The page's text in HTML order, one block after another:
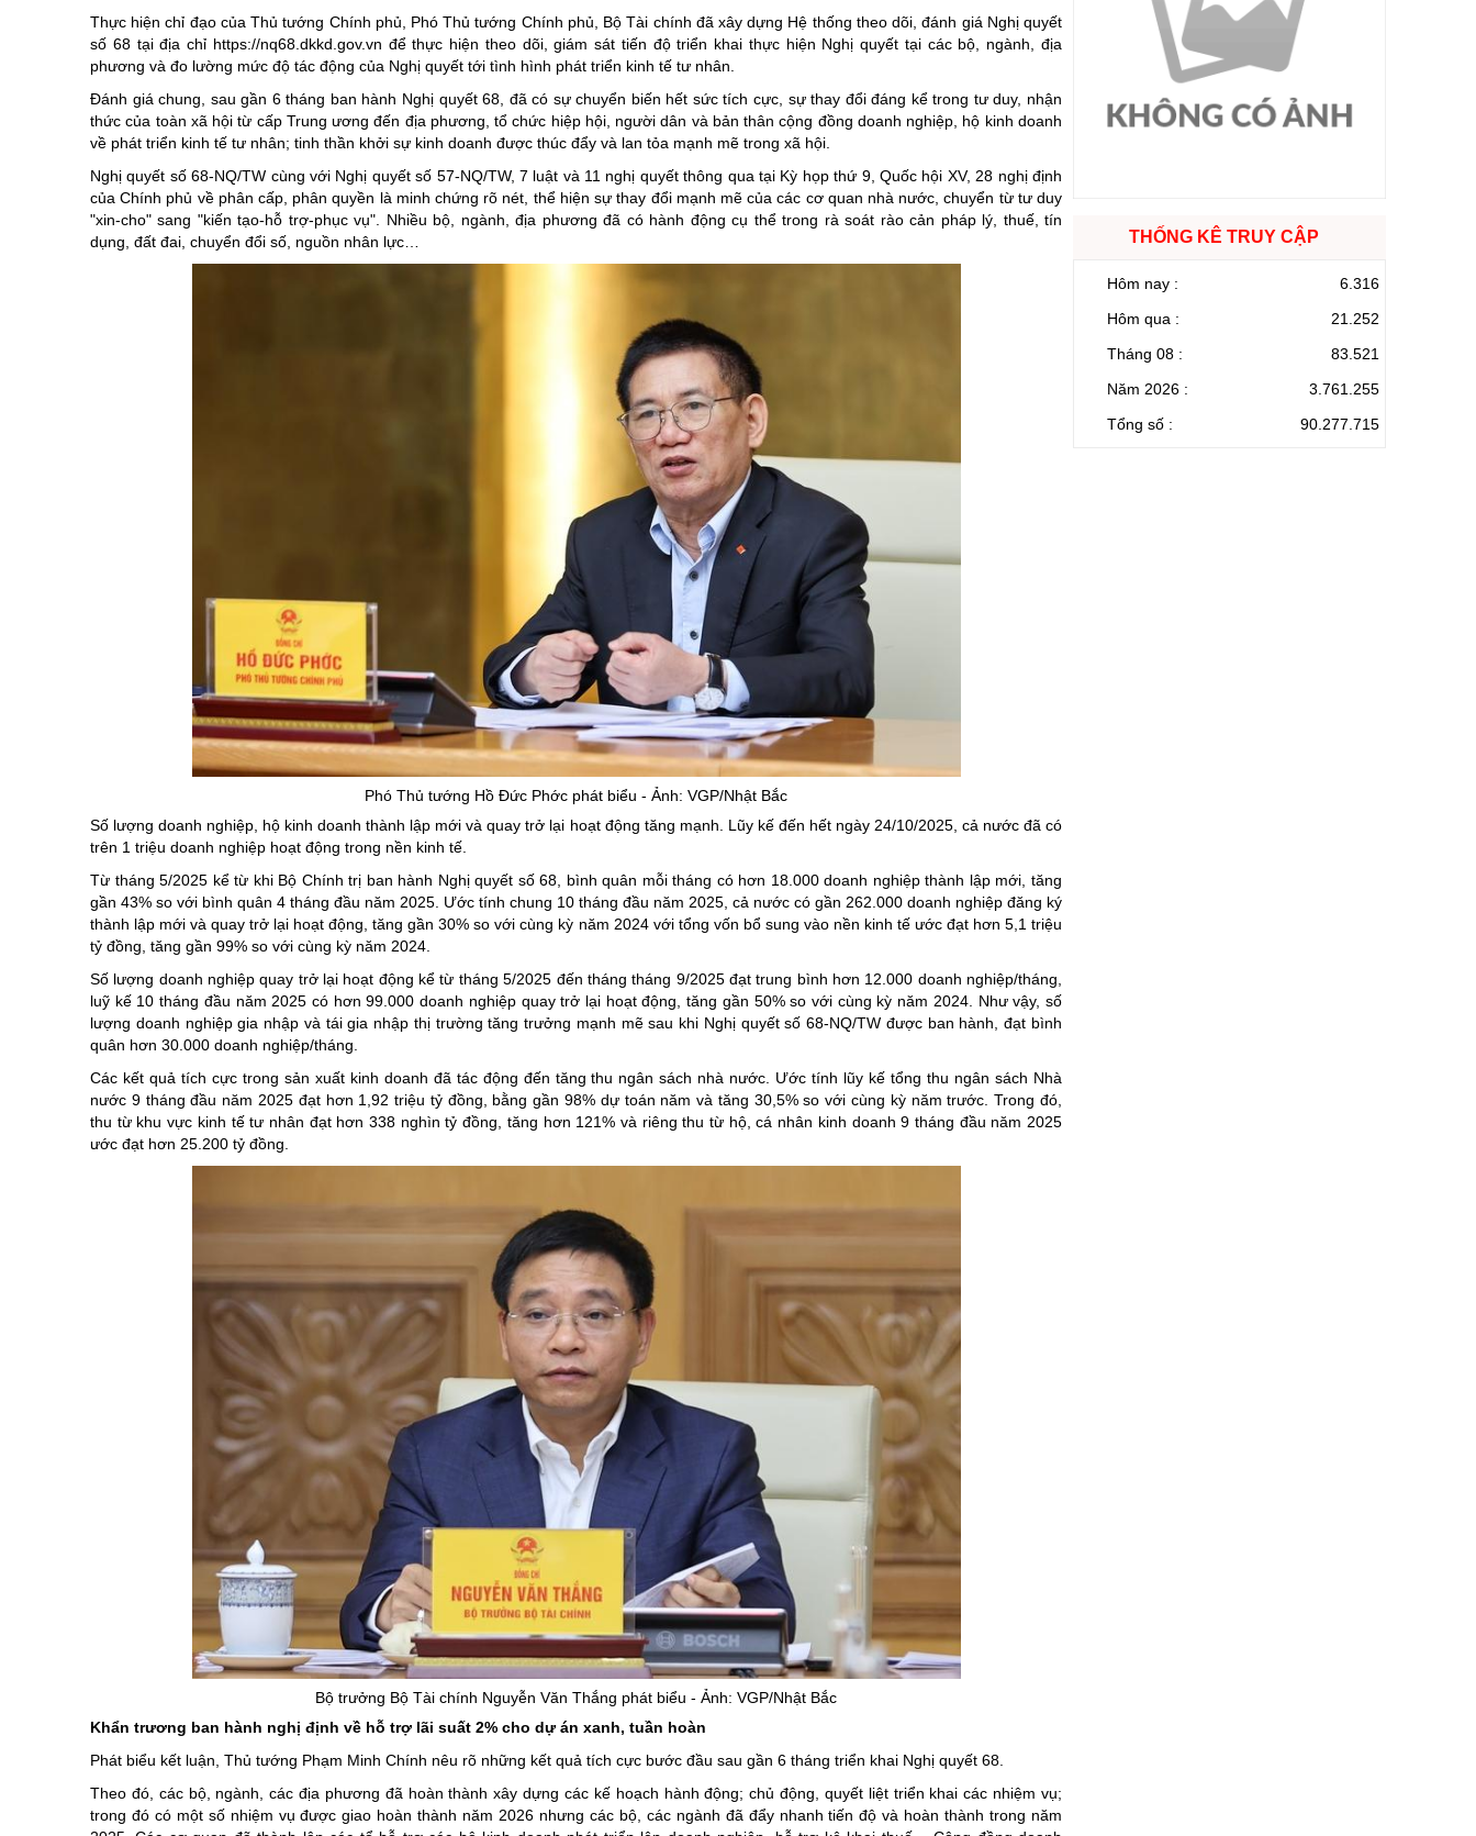
Thực hiện chỉ đạo của Thủ tướng Chính phủ, Phó Thủ tướng Chính phủ, Bộ Tài chính đã xây dựng Hệ thống theo dõi, đánh giá Nghị quyết
số 68 tại địa chỉ https://nq68.dkkd.gov.vn để thực hiện theo dõi, giám sát tiến độ triển khai thực hiện Nghị quyết tại các bộ, ngành, địa
phương và đo lường mức độ tác động của Nghị quyết tới tình hình phát triển kinh tế tư nhân.
Đánh giá chung, sau gần 6 tháng ban hành Nghị quyết 68, đã có sự chuyển biến hết sức tích cực, sự thay đổi đáng kể trong tư duy, nhận
thức của toàn xã hội từ cấp Trung ương đến địa phương, tổ chức hiệp hội, người dân và bản thân cộng đồng doanh nghiệp, hộ kinh doanh
về phát triển kinh tế tư nhân; tinh thần khởi sự kinh doanh được thúc đẩy và lan tỏa mạnh mẽ trong xã hội.
Nghị quyết số 68-NQ/TW cùng với Nghị quyết số 57-NQ/TW, 7 luật và 11 nghị quyết thông qua tại Kỳ họp thứ 9, Quốc hội XV, 28 nghị định
của Chính phủ về phân cấp, phân quyền là minh chứng rõ nét, thể hiện sự thay đổi mạnh mẽ của các cơ quan nhà nước, chuyển từ tư duy
"xin-cho" sang "kiến tạo-hỗ trợ-phục vụ". Nhiều bộ, ngành, địa phương đã có hành động cụ thể trong rà soát rào cản pháp lý, thuế, tín
dụng, đất đai, chuyển đổi số, nguồn nhân lực…
Phó Thủ tướng Hồ Đức Phớc phát biểu - Ảnh: VGP/Nhật Bắc
Số lượng doanh nghiệp, hộ kinh doanh thành lập mới và quay trở lại hoạt động tăng mạnh. Lũy kế đến hết ngày 24/10/2025, cả nước đã có
trên 1 triệu doanh nghiệp hoạt động trong nền kinh tế.
Từ tháng 5/2025 kể từ khi Bộ Chính trị ban hành Nghị quyết số 68, bình quân mỗi tháng có hơn 18.000 doanh nghiệp thành lập mới, tăng
gần 43% so với bình quân 4 tháng đầu năm 2025. Ước tính chung 10 tháng đầu năm 2025, cả nước có gần 262.000 doanh nghiệp đăng ký
thành lập mới và quay trở lại hoạt động, tăng gần 30% so với cùng kỳ năm 2024 với tổng vốn bổ sung vào nền kinh tế ước đạt hơn 5,1 triệu
tỷ đồng, tăng gần 99% so với cùng kỳ năm 2024.
Số lượng doanh nghiệp quay trở lại hoạt động kể từ tháng 5/2025 đến tháng tháng 9/2025 đạt trung bình hơn 12.000 doanh nghiệp/tháng,
luỹ kế 10 tháng đầu năm 2025 có hơn 99.000 doanh nghiệp quay trở lại hoạt động, tăng gần 50% so với cùng kỳ năm 2024. Như vậy, số
lượng doanh nghiệp gia nhập và tái gia nhập thị trường tăng trưởng mạnh mẽ sau khi Nghị quyết số 68-NQ/TW được ban hành, đạt bình
quân hơn 30.000 doanh nghiệp/tháng.
Các kết quả tích cực trong sản xuất kinh doanh đã tác động đến tăng thu ngân sách nhà nước. Ước tính lũy kế tổng thu ngân sách Nhà
nước 9 tháng đầu năm 2025 đạt hơn 1,92 triệu tỷ đồng, bằng gần 98% dự toán năm và tăng 30,5% so với cùng kỳ năm trước. Trong đó,
thu từ khu vực kinh tế tư nhân đạt hơn 338 nghìn tỷ đồng, tăng hơn 121% và riêng thu từ hộ, cá nhân kinh doanh 9 tháng đầu năm 2025
ước đạt hơn 25.200 tỷ đồng.
Bộ trưởng Bộ Tài chính Nguyễn Văn Thắng phát biểu - Ảnh: VGP/Nhật Bắc
Khẩn trương ban hành nghị định về hỗ trợ lãi suất 2% cho dự án xanh, tuần hoàn
Phát biểu kết luận, Thủ tướng Phạm Minh Chính nêu rõ những kết quả tích cực bước đầu sau gần 6 tháng triển khai Nghị quyết 68.
Theo đó, các bộ, ngành, các địa phương đã hoàn thành xây dựng các kế hoạch hành động; chủ động, quyết liệt triển khai các nhiệm vụ;
trong đó có một số nhiệm vụ được giao hoàn thành năm 2026 nhưng các bộ, các ngành đã đẩy nhanh tiến độ và hoàn thành trong năm
THỐNG KÊ TRUY CẬP
Hôm nay :
6.316
Hôm qua :
21.252
Tháng 08 :
83.521
Năm 2026 :
3.761.255
Tổng số :
90.277.715